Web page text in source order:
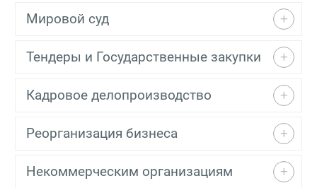
Мировой суд
Тендеры и Государственные закупки
Кадровое делопроизводство
Реорганизация бизнеса
Некоммерческим организациям